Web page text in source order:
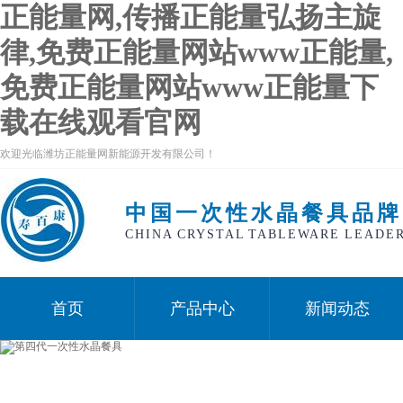
正能量网,传播正能量弘扬主旋
律,免费正能量网站www正能量,
免费正能量网站www正能量下
载在线观看官网
欢迎光临潍坊正能量网新能源开发有限公司！
中国一次性水晶餐具品牌
CHINA CRYSTAL TABLEWARE
首页 产品中心 新闻动态